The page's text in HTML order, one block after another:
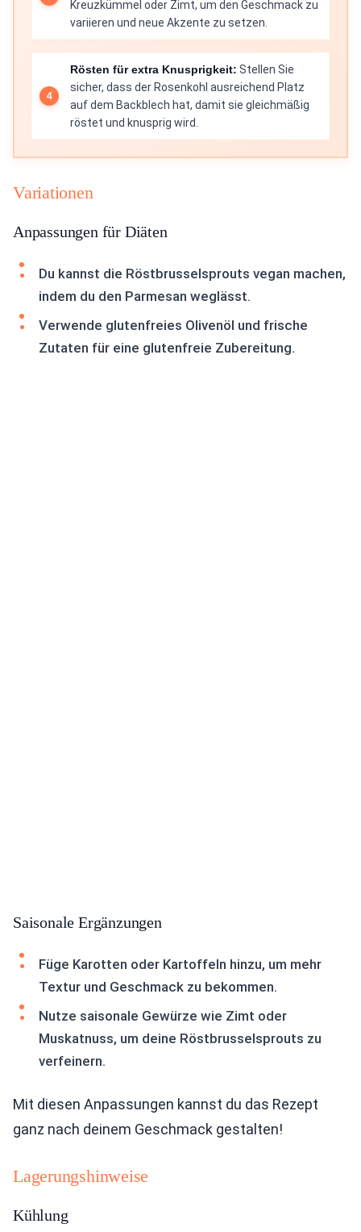
Kreuzkümmel oder Zimt, um den Geschmack zu
variieren und neue Akzente zu setzen.
Rösten für extra Knusprigkeit: Stellen Sie
sicher, dass der Rosenkohl ausreichend Platz
auf dem Backblech hat, damit sie gleichmäßig
röstet und knusprig wird.
Variationen
Anpassungen für Diäten
Du kannst die Röstbrusselsprouts vegan machen,
indem du den Parmesan weglässt.
Verwende glutenfreies Olivenöl und frische
Zutaten für eine glutenfreie Zubereitung.
Saisonale Ergänzungen
Füge Karotten oder Kartoffeln hinzu, um mehr
Textur und Geschmack zu bekommen.
Nutze saisonale Gewürze wie Zimt oder
Muskatnuss, um deine Röstbrusselsprouts zu
verfeinern.
Mit diesen Anpassungen kannst du das Rezept
ganz nach deinem Geschmack gestalten!
Lagerungshinweise
Kühlung